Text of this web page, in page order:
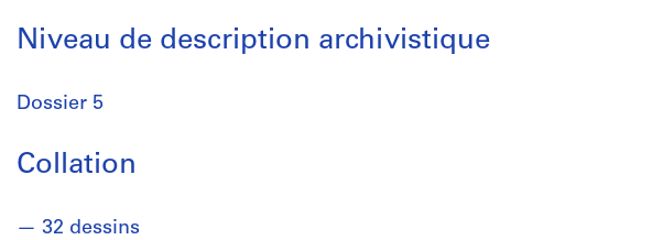
Niveau de description archivistique
Dossier 5
Collation
32 dessins